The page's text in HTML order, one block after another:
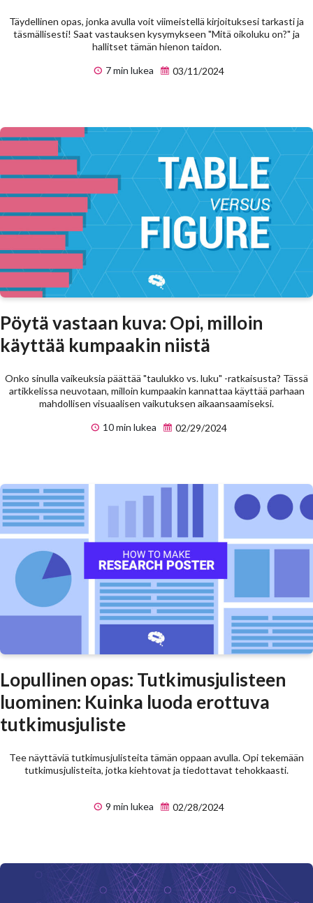
Täydellinen opas, jonka avulla voit viimeistellä kirjoituksesi tarkasti ja
täsmällisesti! Saat vastauksen kysymykseen "Mitä oikoluku on?" ja
hallitset tämän hienon taidon.
7 min lukea
03/11/2024
Pöytä vastaan kuva: Opi, milloin
käyttää kumpaakin niistä
Onko sinulla vaikeuksia päättää "taulukko vs. luku" -ratkaisusta? Tässä
artikkelissa neuvotaan, milloin kumpaakin kannattaa käyttää parhaan
mahdollisen visuaalisen vaikutuksen aikaansaamiseksi.
10 min lukea
02/29/2024
Lopullinen opas: Tutkimusjulisteen
luominen: Kuinka luoda erottuva
tutkimusjuliste
Tee näyttäviä tutkimusjulisteita tämän oppaan avulla. Opi tekemään
tutkimusjulisteita, jotka kiehtovat ja tiedottavat tehokkaasti.
9 min lukea 02/28/2024